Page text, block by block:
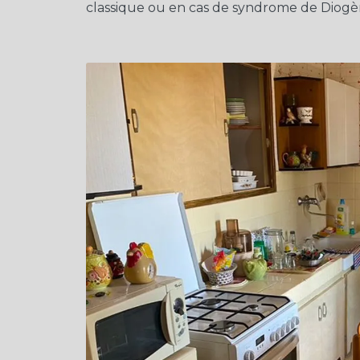
classique ou en cas de syndrome de